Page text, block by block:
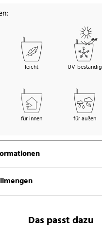
leicht UV-beständig
für innen für außen
Das passt dazu